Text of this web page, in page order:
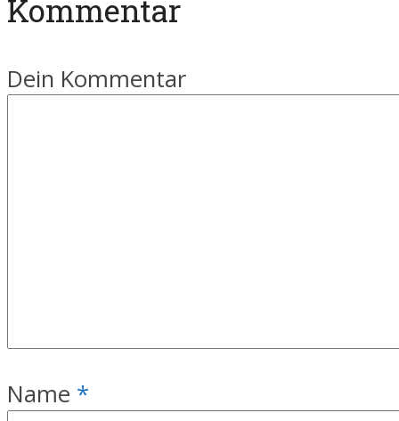
Kommentar
Dein Kommentar
Name *